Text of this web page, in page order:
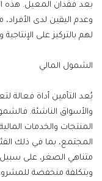
بعد فقدان المعيل. هذه
وعدم اليقين لدى
لهم بالتركيز على
الشمول المالي
يُعد التأمين أداة فعالة
والأسواق الناشئة.
المنتجات والخدمات
المجتمع، بما في ذلك
متناهي الصغر، على
وبتكلفة منخفضة